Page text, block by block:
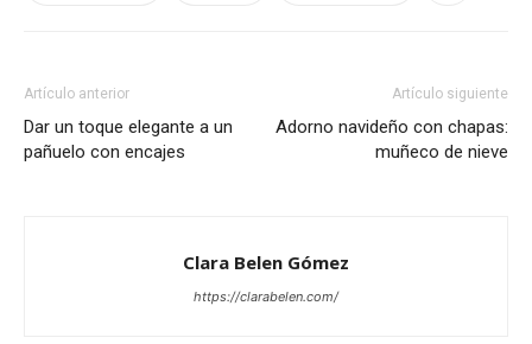
Artículo anterior
Dar un toque elegante a un
pañuelo con encajes
Artículo siguiente
Adorno navideño con chapas:
muñeco de nieve
Clara Belen Gómez
https://clarabelen.com/